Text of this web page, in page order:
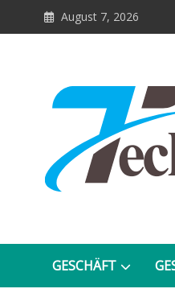
August 7, 2026
GESCHÄFT